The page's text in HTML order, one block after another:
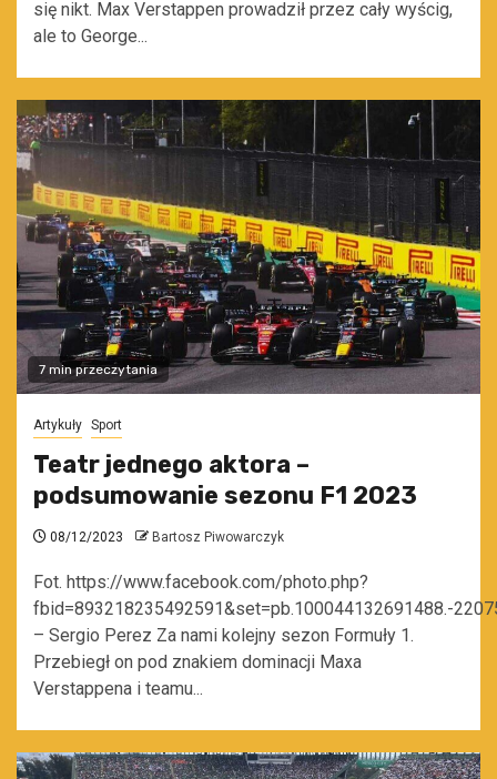
się nikt. Max Verstappen prowadził przez cały wyścig,
ale to George...
7 min przeczytania
Artykuły Sport
Teatr jednego aktora –
podsumowanie sezonu F1 2023
08/12/2023 Bartosz Piwowarczyk
Fot. https://www.facebook.com/photo.php?
fbid=893218235492591&set=pb.100044132691488.-
– Sergio Perez Za nami kolejny sezon Formuły 1.
Przebiegł on pod znakiem dominacji Maxa
Verstappena i teamu...